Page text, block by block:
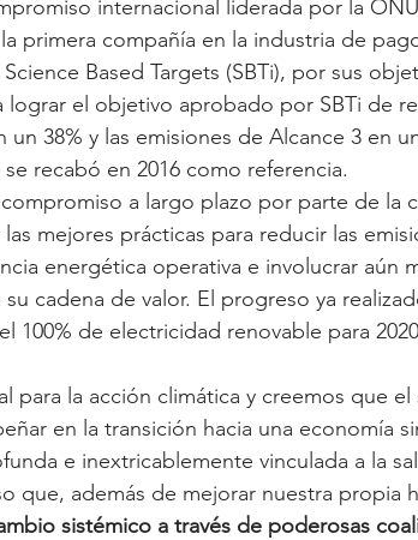
internacional liderada por la
primera compañía en la industria de
Based Targets (SBTi), por sus
lograr el objetivo aprobado por SBTi de
38% y las emisiones de Alcance 3 en
recabó en 2016 como referencia.
a largo plazo por parte de la
mejores prácticas para reducir las
energética operativa e involucrar aún
cadena de valor. El progreso ya
100% de electricidad renovable para
para la acción climática y creemos que
en la transición hacia una economía
e inextricablemente vinculada a la
que, además de mejorar nuestra propia
sistémico a través de poderosas